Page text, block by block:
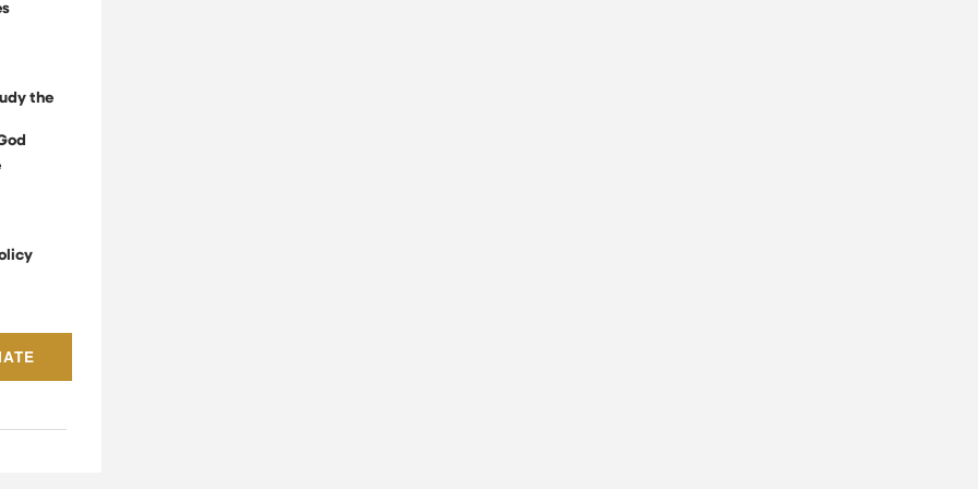
the